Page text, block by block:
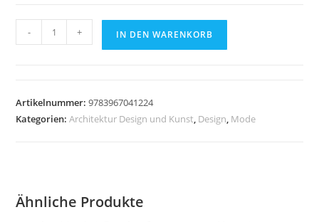
Designing
Brands
- + IN DEN WARENKORB
Artikelnummer:9783967041224
Kategorien:Architektur Design und Kunst, Design, Mode
Ähnliche Produkte